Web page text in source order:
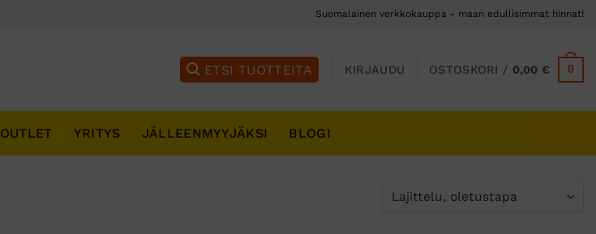
Suomalainen verkkokauppa - maan edullisimmat hinnat!
KIRJAUDU OSTOSKORI / 0,00€ 0
OUTLET YRITYS JÄLLEENMYYJÄKSI BLOGI